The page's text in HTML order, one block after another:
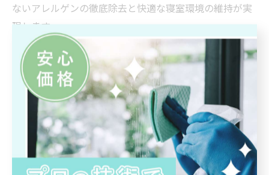
ないアレルゲンの徹底除去と快適な寝室環境の維持が実
現します。
マットレス クリーニング料金の目安と比較法
マットレスのクリーニング料金は、サイズや汚れの程
度、作業内容によって変動します。一般的には1枚あたり
1万円前後からが目安となり、両面洗浄や消臭・防ダニ加
工などの追加オプションによって費用が加算されること
もあります。